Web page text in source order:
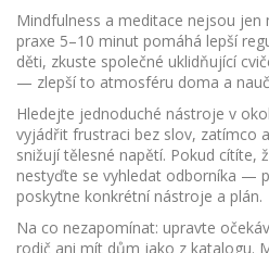
Mindfulness a meditace nejsou
praxe 5–10 minut pomáhá lepší
děti, zkuste společné uklidňující
— zlepší to atmosféru doma a
Hledejte jednoduché nástroje v
vyjádřit frustraci bez slov, zatímco
snižují tělesné napětí. Pokud cítíte,
nestyďte se vyhledat odborníka —
poskytne konkrétní nástroje a plán.
Na co nezapomínat: upravte
rodič ani mít dům jako z katalogu.